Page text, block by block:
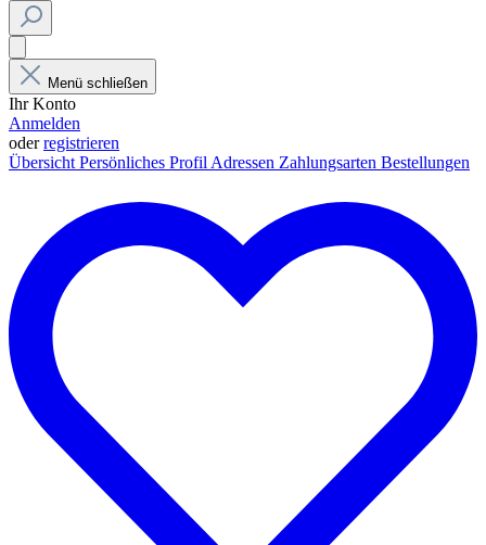
Menü schließen
Ihr Konto
Anmelden
oderregistrieren
Übersicht Persönliches Profil Adressen Zahlungsarten Bestellungen